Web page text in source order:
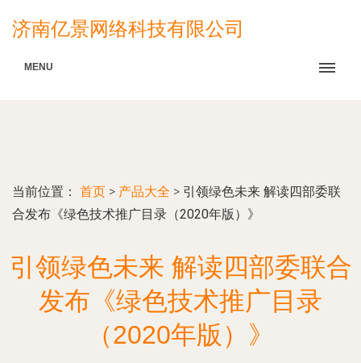
济南亿景网络科技有限公司
MENU
当前位置： 首页 > 产品大全 > 引领绿色未来 解读四部委联
合发布《绿色技术推广目录（2020年版）》
引领绿色未来 解读四部委联合
发布《绿色技术推广目录
（2020年版）》